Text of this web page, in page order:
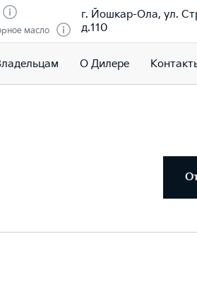
масло
г. Йошкар-Ола, ул.
д.110
О Дилере